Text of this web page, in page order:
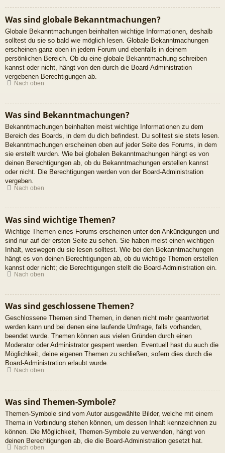
Was sind globale Bekanntmachungen?
Globale Bekanntmachungen beinhalten wichtige Informationen, deshalb
solltest du sie so bald wie möglich lesen. Globale Bekanntmachungen
erscheinen ganz oben in jedem Forum und ebenfalls in deinem
persönlichen Bereich. Ob du eine globale Bekanntmachung schreiben
kannst oder nicht, hängt von den durch die Board-Administration
vergebenen Berechtigungen ab.
Nach oben
Was sind Bekanntmachungen?
Bekanntmachungen beinhalten meist wichtige Informationen zu dem
Bereich des Boards, in dem du dich befindest. Du solltest sie stets lesen.
Bekanntmachungen erscheinen oben auf jeder Seite des Forums, in dem
sie erstellt wurden. Wie bei globalen Bekanntmachungen hängt es von
deinen Berechtigungen ab, ob du Bekanntmachungen erstellen kannst
oder nicht. Die Berechtigungen werden von der Board-Administration
vergeben.
Nach oben
Was sind wichtige Themen?
Wichtige Themen eines Forums erscheinen unter den Ankündigungen und
sind nur auf der ersten Seite zu sehen. Sie haben meist einen wichtigen
Inhalt, weswegen du sie lesen solltest. Wie bei den Bekanntmachungen
hängt es von deinen Berechtigungen ab, ob du wichtige Themen erstellen
kannst oder nicht; die Berechtigungen stellt die Board-Administration ein.
Nach oben
Was sind geschlossene Themen?
Geschlossene Themen sind Themen, in denen nicht mehr geantwortet
werden kann und bei denen eine laufende Umfrage, falls vorhanden,
beendet wurde. Themen können aus vielen Gründen durch einen
Moderator oder Administrator gesperrt werden. Eventuell hast du auch die
Möglichkeit, deine eigenen Themen zu schließen, sofern dies durch die
Board-Administration erlaubt wurde.
Nach oben
Was sind Themen-Symbole?
Themen-Symbole sind vom Autor ausgewählte Bilder, welche mit einem
Thema in Verbindung stehen können, um dessen Inhalt kennzeichnen zu
können. Die Möglichkeit, Themen-Symbole zu verwenden, hängt von
deinen Berechtigungen ab, die die Board-Administration gesetzt hat.
Nach oben